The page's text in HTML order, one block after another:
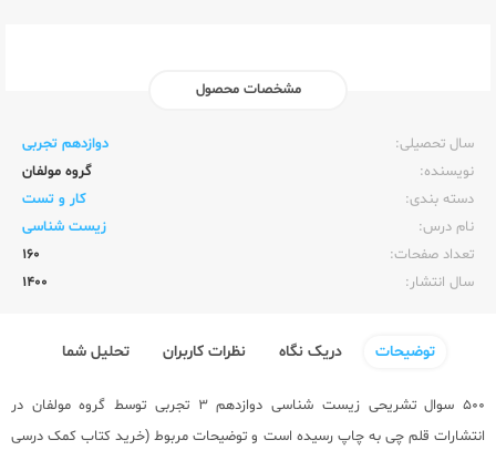
مشخصات محصول
سال تحصیلی:‌
دوازدهم تجربی
نویسنده:‌
گروه مولفان
دسته بندی:
کار و تست
نام درس:
زیست شناسی
تعداد صفحات:‌
160
سال انتشار:‌
1400
توضیحات دریک نگاه نظرات کاربران تحلیل شما
500 سوال تشریحی زیست شناسی دوازدهم 3 تجربی توسط گروه مولفان در
انتشارات قلم چی به چاپ رسیده است و توضیحات مربوط (خرید کتاب کمک درسی